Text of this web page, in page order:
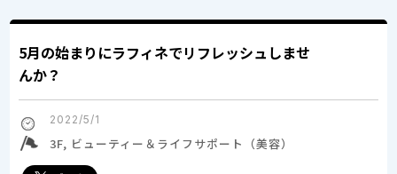
5月の始まりにラフィネでリフレッシュしませ
んか？
2022/5/1
3F, ビューティー＆ライフサポート（美容）